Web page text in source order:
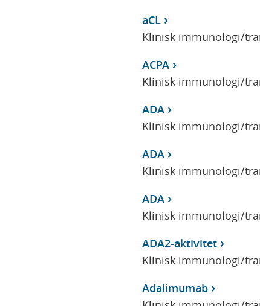
aCL
Klinisk immunologi/
ACPA
Klinisk immunologi/
ADA
Klinisk immunologi/
ADA
Klinisk immunologi/
ADA
Klinisk immunologi/
ADA2-aktivitet
Klinisk immunologi/
Adalimumab